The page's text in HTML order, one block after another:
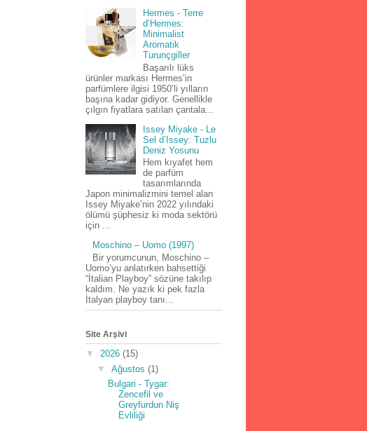
Hermes - Terre
d’Hermes:
Minimalist
Aromatik
Turunçgiller
Başarılı lüks
ürünler markası Hermes’in
parfümlere ilgisi 1950’li yılların
başına kadar gidiyor. Genellikle
çılgın fiyatlara satılan çantala...
Issey Miyake - Le
Sel d’Issey: Tuzlu
Deniz Yosunu
Hem kıyafet hem
de parfüm
tasarımlarında
Japon minimalizmini temel alan
Issey Miyake’nin 2022 yılındaki
ölümü şüphesiz ki moda sektörü
için ...
Moschino – Uomo (1997)
Bir yorumcunun, Moschino –
Uomo’yu anlatırken bahsettiği
“İtalian Playboy” sözüne takılıp
kaldım. Ne yazık ki pek fazla
İtalyan playboy tanı...
Site Arşivi
▼ 2026 (15)
▼ Ağustos (1)
Bulgari - Tygar:
Zencefil ve
Greyfurdun Niş
Evliliği